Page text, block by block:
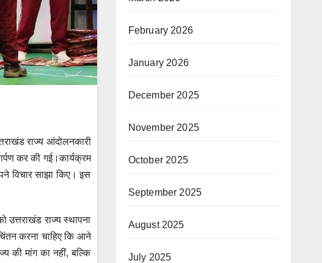
राज्य आंदोलनकारी
कर की गई।कार्यक्रम
विचार साझा किए। इस
उत्तराखंड राज्य स्थापना
करना चाहिए कि आने
की मांग का नहीं, बल्कि
February 2026
January 2026
December 2025
November 2025
October 2025
September 2025
August 2025
July 2025